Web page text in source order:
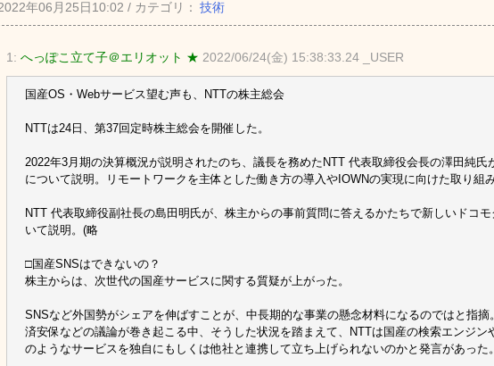
年06月25日10:02 / カテゴリ： 技術
1: へっぽこ立て子＠エリオット ★ 2022/06/24(金) 15:38:33.24 _USER
国産OS・Webサービス望む声も、NTTの株主総会
NTTは24日、第37回定時株主総会を開催した。
2022年3月期の決算概況が説明されたのち、議長を務めたNTT 代表取締役会長の澤田純氏
について説明。リモートワークを主体とした働き方の導入やIOWNの実現に向けた取り組
NTT 代表取締役副社長の島田明氏が、株主からの事前質問に答えるかたちで新しいドコ
いて説明。(略
□国産SNSはできないの？
株主からは、次世代の国産サービスに関する質疑が上がった。
SNSなど外国勢がシェアを伸ばすことが、中長期的な事業の懸念材料になるのではと指
済安保などの議論が巻き起こる中、そうした状況を踏まえて、NTTは国産の検索エンジン
のようなサービスを独自にもしくは他社と連携して立ち上げられないのかと発言があった。